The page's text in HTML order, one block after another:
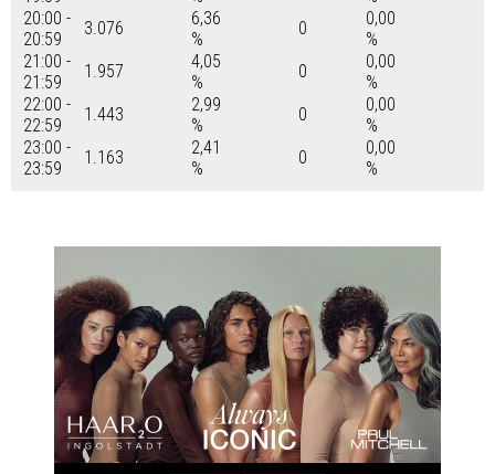
20:00 -
20:59
3.076
6,36
%
0
0,00
%
21:00 -
21:59
1.957
4,05
%
0
0,00
%
22:00 -
22:59
1.443
2,99
%
0
0,00
%
23:00 -
23:59
1.163
2,41
%
0
0,00
%